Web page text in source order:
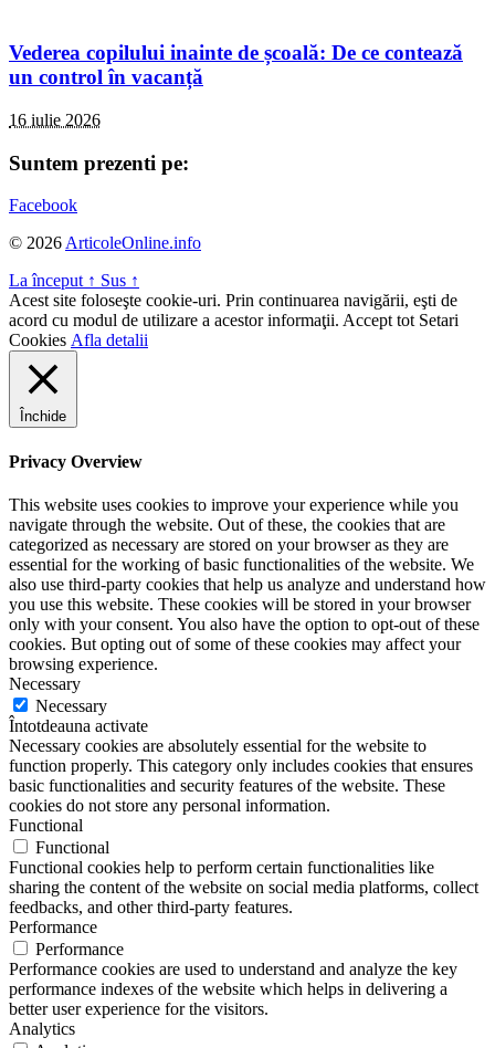
Vederea copilului inainte de școală: De ce contează
un control în vacanță
16 iulie 2026
Suntem prezenti pe:
Facebook
© 2026ArticoleOnline.info
La început ↑ Sus ↑
Acest site foloseşte cookie-uri. Prin continuarea navigării, eşti de
acord cu modul de utilizare a acestor informaţii. Accept tot Setari
Cookies Afla detalii
Închide
Privacy Overview
This website uses cookies to improve your experience while you
navigate through the website. Out of these, the cookies that are
categorized as necessary are stored on your browser as they are
essential for the working of basic functionalities of the website. We
also use third-party cookies that help us analyze and understand how
you use this website. These cookies will be stored in your browser
only with your consent. You also have the option to opt-out of these
cookies. But opting out of some of these cookies may affect your
browsing experience.
Necessary
Necessary
Întotdeauna activate
Necessary cookies are absolutely essential for the website to
function properly. This category only includes cookies that ensures
basic functionalities and security features of the website. These
cookies do not store any personal information.
Functional
Functional
Functional cookies help to perform certain functionalities like
sharing the content of the website on social media platforms, collect
feedbacks, and other third-party features.
Performance
Performance
Performance cookies are used to understand and analyze the key
performance indexes of the website which helps in delivering a
better user experience for the visitors.
Analytics